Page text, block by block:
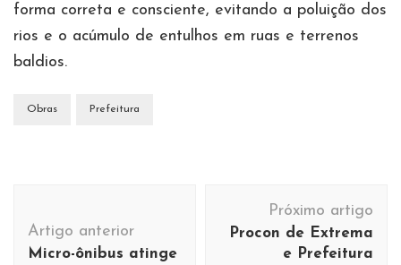
forma correta e consciente, evitando a poluição dos
rios e o acúmulo de entulhos em ruas e terrenos
baldios.
Obras Prefeitura
de
post
Artigo anterior
Micro-ônibus atinge
Próximo artigo
Procon de Extrema
e Prefeitura